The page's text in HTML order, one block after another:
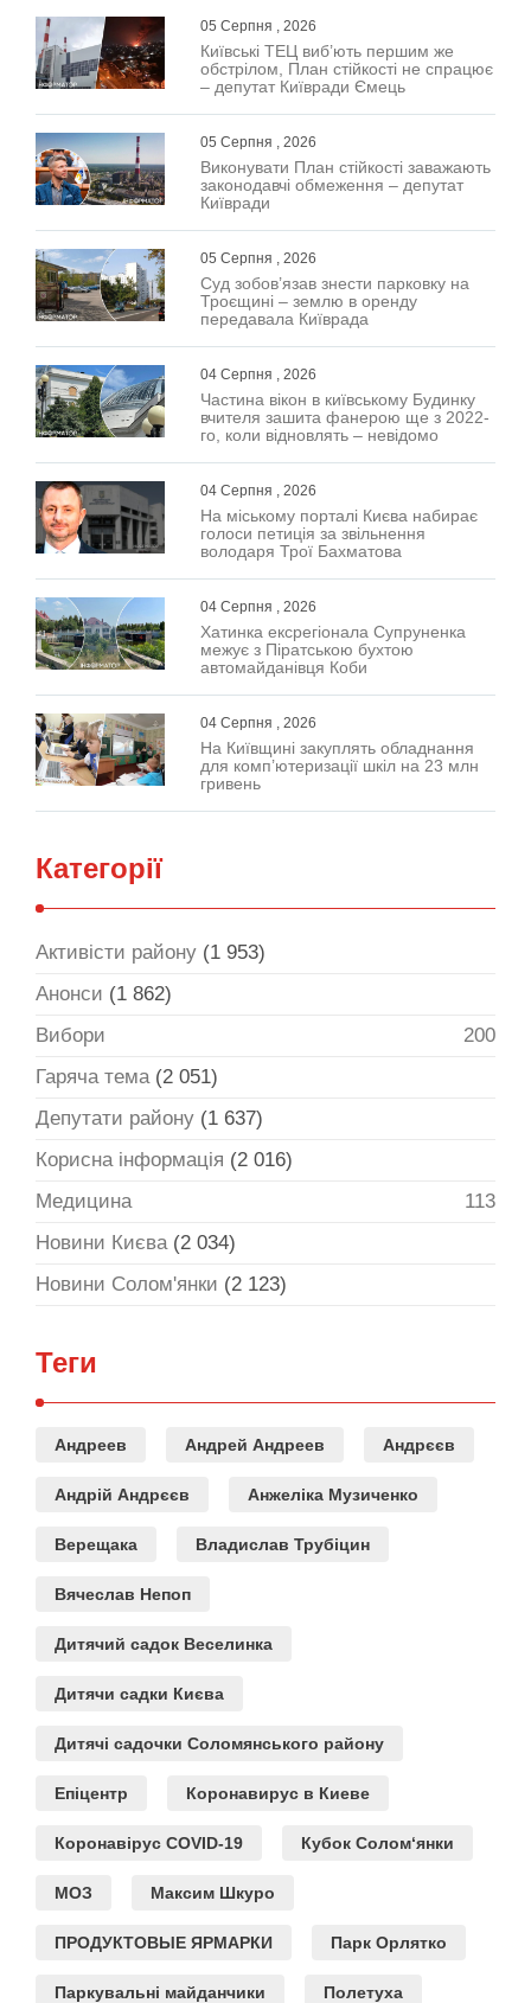
05 Серпня , 2026
Київські ТЕЦ виб’ють першим же
обстрілом, План стійкості не спрацює
– депутат Київради Ємець
05 Серпня , 2026
Виконувати План стійкості заважають
законодавчі обмеження – депутат
Київради
05 Серпня , 2026
Суд зобов’язав знести парковку на
Троєщині – землю в оренду
передавала Київрада
04 Серпня , 2026
Частина вікон в київському Будинку
вчителя зашита фанерою ще з 2022-
го, коли відновлять – невідомо
04 Серпня , 2026
На міському порталі Києва набирає
голоси петиція за звільнення
володаря Трої Бахматова
04 Серпня , 2026
Хатинка ексрегіонала Супруненка
межує з Піратською бухтою
автомайданівця Коби
04 Серпня , 2026
На Київщині закуплять обладнання
для комп’ютеризації шкіл на 23 млн
гривень
Категорії
Активісти району (1 953)
Анонси (1 862)
Вибори
200
Гаряча тема(2 051)
Депутати району (1 637)
Корисна інформація (2 016)
Медицина
113
Новини Києва(2 034)
Новини Солом'янки (2 123)
Теги
Андреев Андрей Андреев Андрєєв
Андрій Андрєєв Анжеліка Музиченко
Верещака Владислав Трубіцин
Вячеслав Непоп
Дитячий садок Веселинка
Дитячи садки Києва
Дитячі садочки Соломянського району
Епіцентр Коронавирус в Киеве
Коронавірус COVID-19 Кубок Солом‘янки
МОЗ Максим Шкуро
ПРОДУКТОВЫЕ ЯРМАРКИ Парк Орлятко
Паркувальні майданчики Полетуха